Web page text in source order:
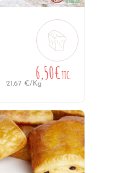
6,50€TTC.
21,67 €/Kg